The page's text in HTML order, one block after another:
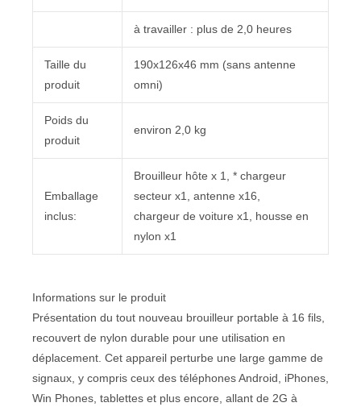
à travailler : plus de 2,0 heures
Taille du
produit
190x126x46 mm (sans antenne
omni)
Poids du
produit
environ 2,0 kg
Emballage
inclus:
Brouilleur hôte x 1, * chargeur
secteur x1, antenne x16,
chargeur de voiture x1, housse en
nylon x1
Informations sur le produit
Présentation du tout nouveau brouilleur portable à 16 fils,
recouvert de nylon durable pour une utilisation en
déplacement. Cet appareil perturbe une large gamme de
signaux, y compris ceux des téléphones Android, iPhones,
Win Phones, tablettes et plus encore, allant de 2G à